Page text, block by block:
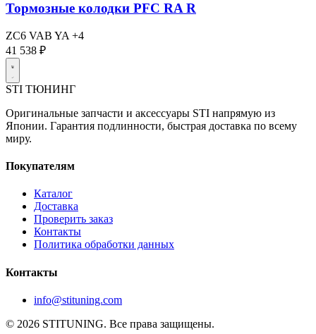
Тормозные колодки PFC RA R
ZC6 VAB YA +4
41 538 ₽
STI ТЮНИНГ
Оригинальные запчасти и аксессуары STI напрямую из
Японии. Гарантия подлинности, быстрая доставка по всему
миру.
Покупателям
Каталог
Доставка
Проверить заказ
Контакты
Политика обработки данных
Контакты
info@stituning.com
© 2026 STITUNING. Все права защищены.